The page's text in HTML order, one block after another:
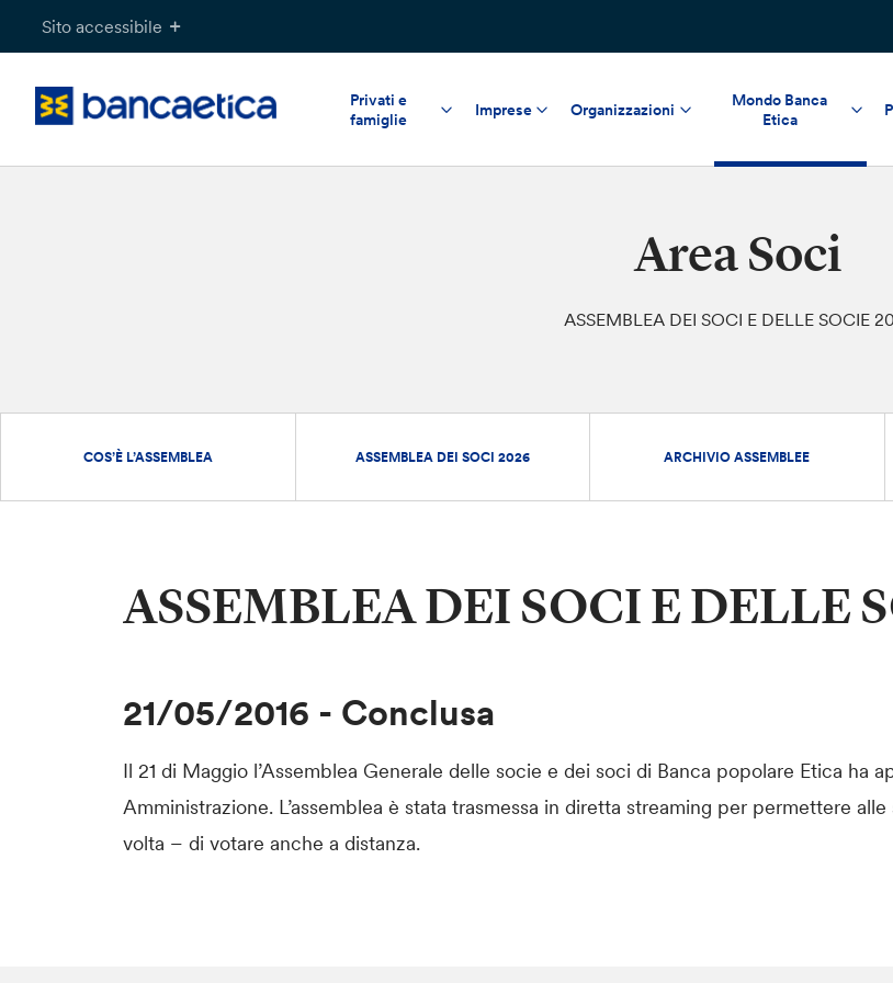
Sito accessibile
Privati e
famiglie
Imprese Organizzazioni
Mondo Banca
Etica
Area Soci
ASSEMBLEA DEI SOCI E DELLE SOCIE
COS’È L’ASSEMBLEA ASSEMBLEA DEI SOCI 2026 ARCHIVIO ASSEMBLEE
ASSEMBLEA DEI SOCI E DELLE
21/05/2016 - Conclusa
Il 21 di Maggio l’Assemblea Generale delle socie e dei soci di Banca popolare Etica ha
Amministrazione. L’assemblea è stata trasmessa in diretta streaming per permettere
volta – di votare anche a distanza.